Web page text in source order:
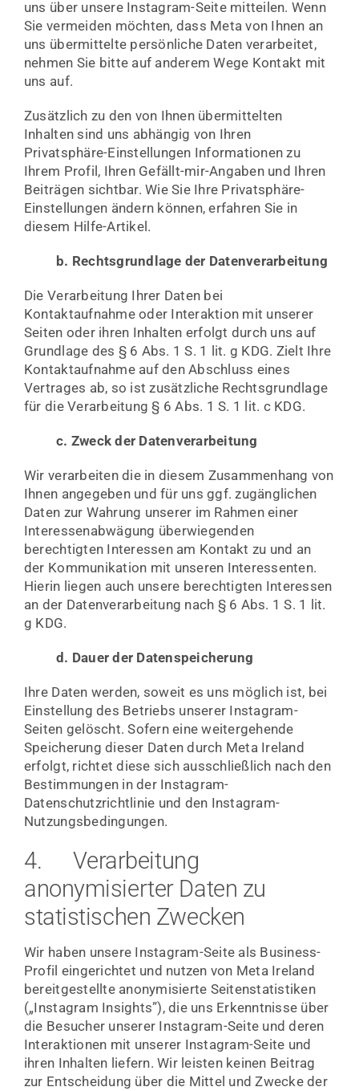
uns über unsere Instagram-Seite mitteilen. Wenn
Sie vermeiden möchten, dass Meta von Ihnen an
uns übermittelte persönliche Daten verarbeitet,
nehmen Sie bitte auf anderem Wege Kontakt mit
uns auf.
Zusätzlich zu den von Ihnen übermittelten
Inhalten sind uns abhängig von Ihren
Privatsphäre-Einstellungen Informationen zu
Ihrem Profil, Ihren Gefällt-mir-Angaben und Ihren
Beiträgen sichtbar. Wie Sie Ihre Privatsphäre-
Einstellungen ändern können, erfahren Sie in
diesem Hilfe-Artikel.
b. Rechtsgrundlage der Datenverarbeitung
Die Verarbeitung Ihrer Daten bei
Kontaktaufnahme oder Interaktion mit unserer
Seiten oder ihren Inhalten erfolgt durch uns auf
Grundlage des § 6 Abs. 1 S. 1 lit. g KDG. Zielt Ihre
Kontaktaufnahme auf den Abschluss eines
Vertrages ab, so ist zusätzliche Rechtsgrundlage
für die Verarbeitung § 6 Abs. 1 S. 1 lit. c KDG.
c. Zweck der Datenverarbeitung
Wir verarbeiten die in diesem Zusammenhang von
Ihnen angegeben und für uns ggf. zugänglichen
Daten zur Wahrung unserer im Rahmen einer
Interessenabwägung überwiegenden
berechtigten Interessen am Kontakt zu und an
der Kommunikation mit unseren Interessenten.
Hierin liegen auch unsere berechtigten Interessen
an der Datenverarbeitung nach § 6 Abs. 1 S. 1 lit.
g KDG.
d. Dauer der Datenspeicherung
Ihre Daten werden, soweit es uns möglich ist, bei
Einstellung des Betriebs unserer Instagram-
Seiten gelöscht. Sofern eine weitergehende
Speicherung dieser Daten durch Meta Ireland
erfolgt, richtet diese sich ausschließlich nach den
Bestimmungen in der Instagram-
Datenschutzrichtlinie und den Instagram-
Nutzungsbedingungen.
4. Verarbeitung
anonymisierter Daten zu
statistischen Zwecken
Wir haben unsere Instagram-Seite als Business-
Profil eingerichtet und nutzen von Meta Ireland
bereitgestellte anonymisierte Seitenstatistiken
(„Instagram Insights”), die uns Erkenntnisse über
die Besucher unserer Instagram-Seite und deren
Interaktionen mit unserer Instagram-Seite und
ihren Inhalten liefern. Wir leisten keinen Beitrag
zur Entscheidung über die Mittel und Zwecke der